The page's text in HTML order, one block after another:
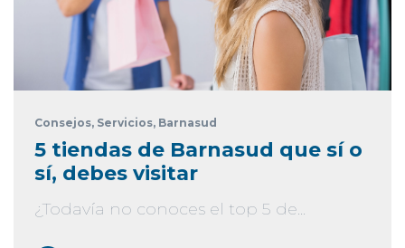
Consejos, Servicios, Barnasud
5 tiendas de Barnasud que sí o
sí, debes visitar
¿Todavía no conoces el top 5 de...